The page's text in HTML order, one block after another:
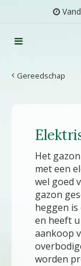
Gereedschap
Het
met een
wel goed
gazon
heggen
en heeft
aankoop
worden